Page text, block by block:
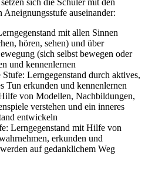
sich die Schüler mit den
auseinander:
mit allen Sinnen
hören, sehen) und über
(sich selbst bewegen oder
und kennenlernen
Lerngegenstand durch aktives,
Tun erkunden und kennenlernen
von Modellen, Nachbildungen,
verstehen und ein inneres
entwickeln
Lerngegenstand mit Hilfe von
erkunden und
auf gedanklichem Weg